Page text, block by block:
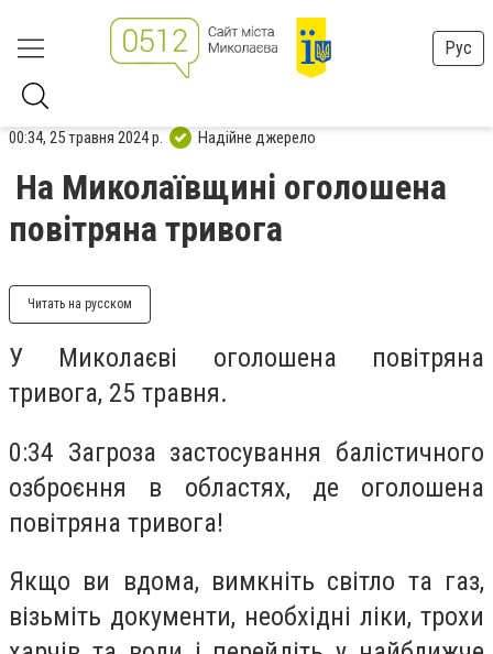
Рус
00:34, 25 травня 2024 р. Надійне джерело
На Миколаївщині оголошена
повітряна тривога
Читать на русском
У Миколаєві оголошена повітряна
тривога, 25 травня.
0:34 Загроза застосування балістичного
озброєння в областях, де оголошена
повітряна тривога!
Якщо ви вдома, вимкніть світло та газ,
візьміть документи, необхідні ліки, трохи